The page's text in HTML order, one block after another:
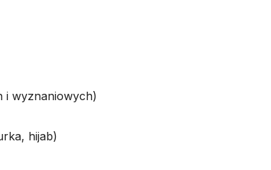
i wyznaniowych)
hijab)